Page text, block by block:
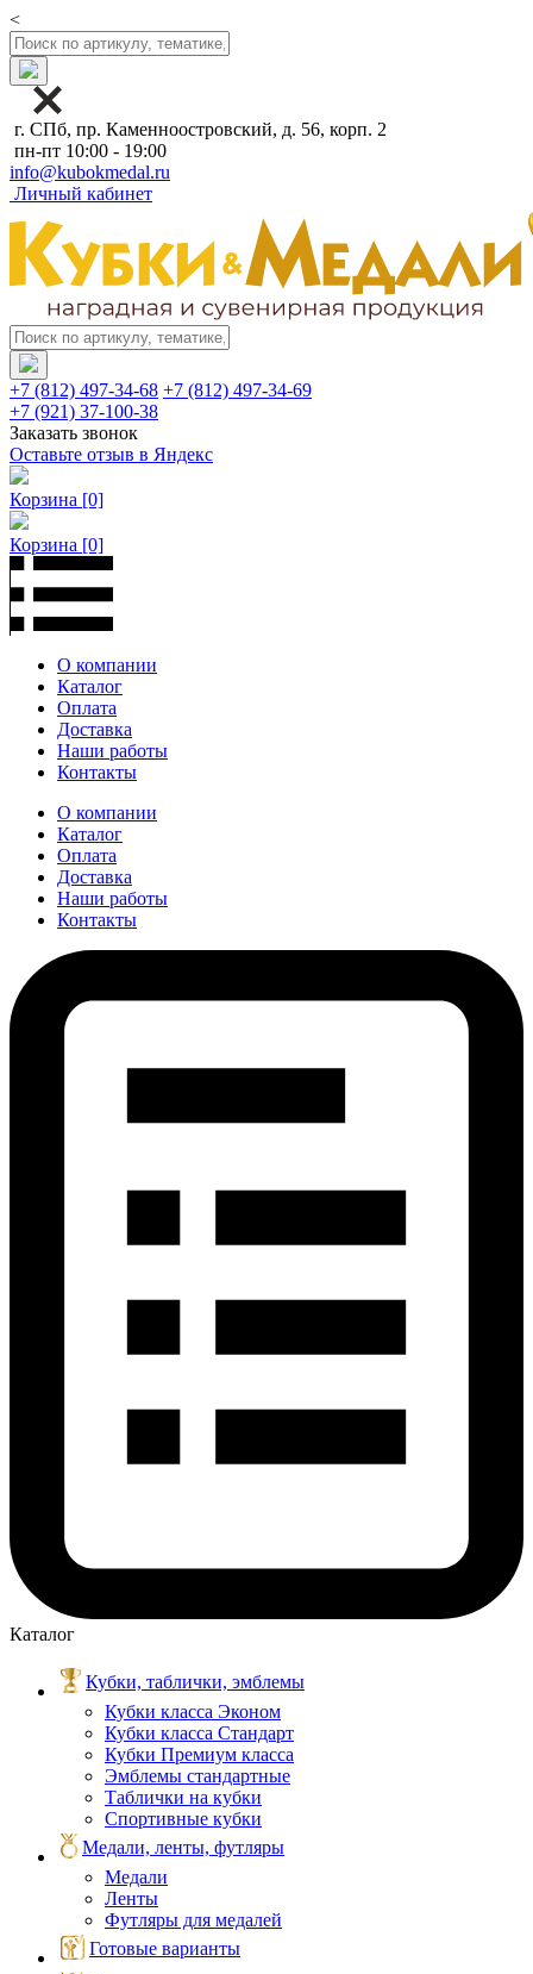
<
г. СПб, пр. Каменноостровский, д. 56, корп. 2
пн-пт 10:00 - 19:00
info@kubokmedal.ru
Личный кабинет
+7 (812) 497-34-68 +7 (812) 497-34-69
+7 (921) 37-100-38
Заказать звонок
Оставьте отзыв в Яндекс
Корзина [0]
Корзина [0]
О компании
Каталог
Оплата
Доставка
Наши работы
Контакты
О компании
Каталог
Оплата
Доставка
Наши работы
Контакты
Каталог
Кубки, таблички, эмблемы
Кубки класса Эконом
Кубки класса Стандарт
Кубки Премиум класса
Эмблемы стандартные
Таблички на кубки
Спортивные кубки
Медали, ленты, футляры
Медали
Ленты
Футляры для медалей
Готовые варианты